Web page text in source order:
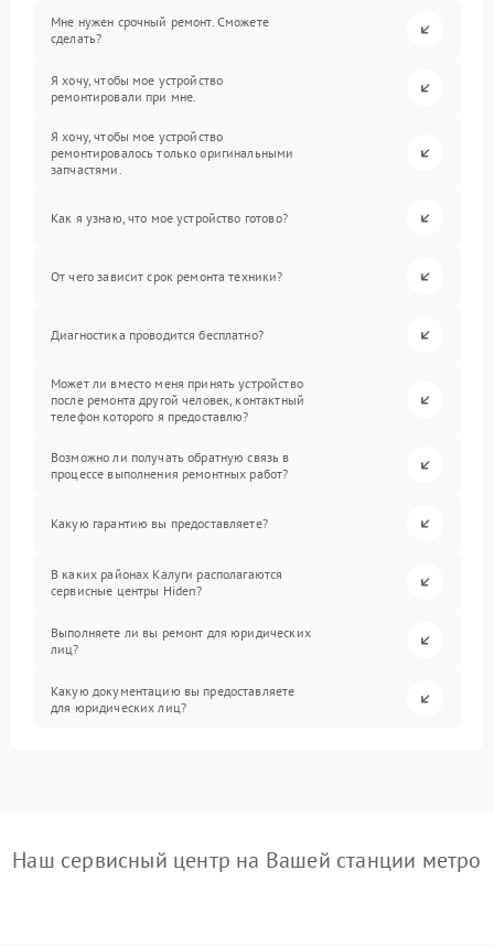
Мне нужен срочный ремонт. Сможете
сделать?
Я хочу, чтобы мое устройство
ремонтировали при мне.
Я хочу, чтобы мое устройство
ремонтировалось только оригинальными
запчастями.
Как я узнаю, что мое устройство готово?
От чего зависит срок ремонта техники?
Диагностика проводится бесплатно?
Может ли вместо меня принять устройство
после ремонта другой человек, контактный
телефон которого я предоставлю?
Возможно ли получать обратную связь в
процессе выполнения ремонтных работ?
Какую гарантию вы предоставляете?
В каких районах Калуги располагаются
сервисные центры Hiden?
Выполняете ли вы ремонт для юридических
лиц?
Какую документацию вы предоставляете
для юридических лиц?
Наш сервисный центр на Вашей станции метро